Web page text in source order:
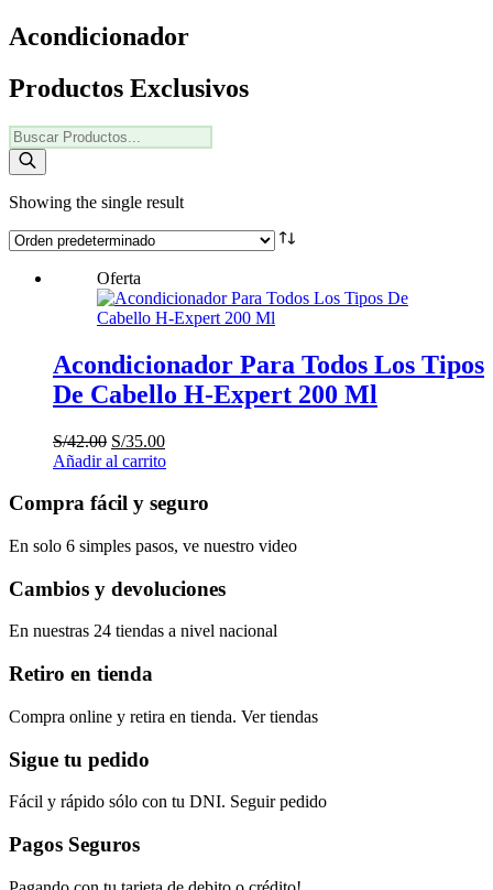
Acondicionador
Productos Exclusivos
Products
search
Showing the single result
Oferta
Acondicionador Para Todos Los Tipos
De Cabello H-Expert 200 Ml
S/42.00 Original
price
S/42.00.
S/35.00Current
price
S/35.00.
Añadir al carrito
Compra fácil y seguro
En solo 6 simples pasos, ve nuestro video
Cambios y devoluciones
En nuestras 24 tiendas a nivel nacional
Retiro en tienda
Compra online y retira en tienda. Ver tiendas
Sigue tu pedido
Fácil y rápido sólo con tu DNI. Seguir pedido
Pagos Seguros